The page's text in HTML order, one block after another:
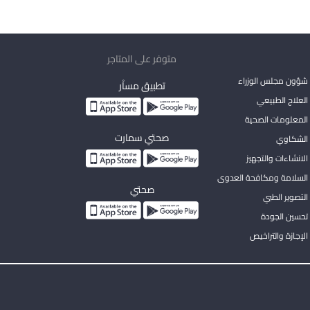
مجلس الوزراء
الطبيعي
الصحية
والتجهيز
ومكافحة العدوى
الطبي
الجودة
والتراخيص
متوفر على المتاجر
تطبيق مساْر
صحتي سمارت
صحتي